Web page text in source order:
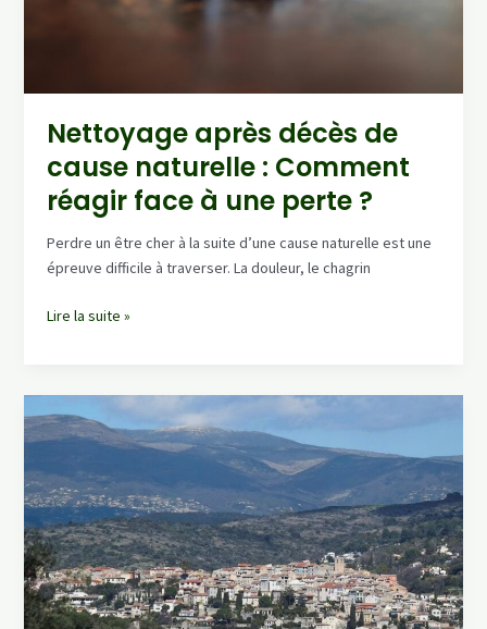
Nettoyage après décès de
cause naturelle : Comment
réagir face à une perte ?
Perdre un être cher à la suite d’une cause naturelle est une
épreuve difficile à traverser. La douleur, le chagrin
Nettoyage
cause
naturelle
Comment
réagir
face
à
une
perte
Lire la suite »